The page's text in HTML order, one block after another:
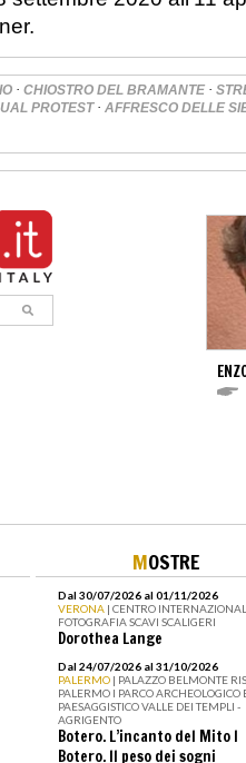
· CHIOSTRO DEL BRAMANTE ·
PROTEST· AFFRESCO DELLE
MOSTRE
Dal 30/07/2026 al 01/11/2026
VERONA | CENTRO
FOTOGRAFIA SCAVI SCALIGERI
Dorothea Lange
Dal 24/07/2026 al 31/10/2026
PALERMO | PALAZZO BELMONTE
PALERMO I PARCO ARCHEOLOGICO
PAESAGGISTICO VALLE DEI TEMPLI -
AGRIGENTO
Botero. L’incanto del Mito I
Botero. Il peso dei sogni